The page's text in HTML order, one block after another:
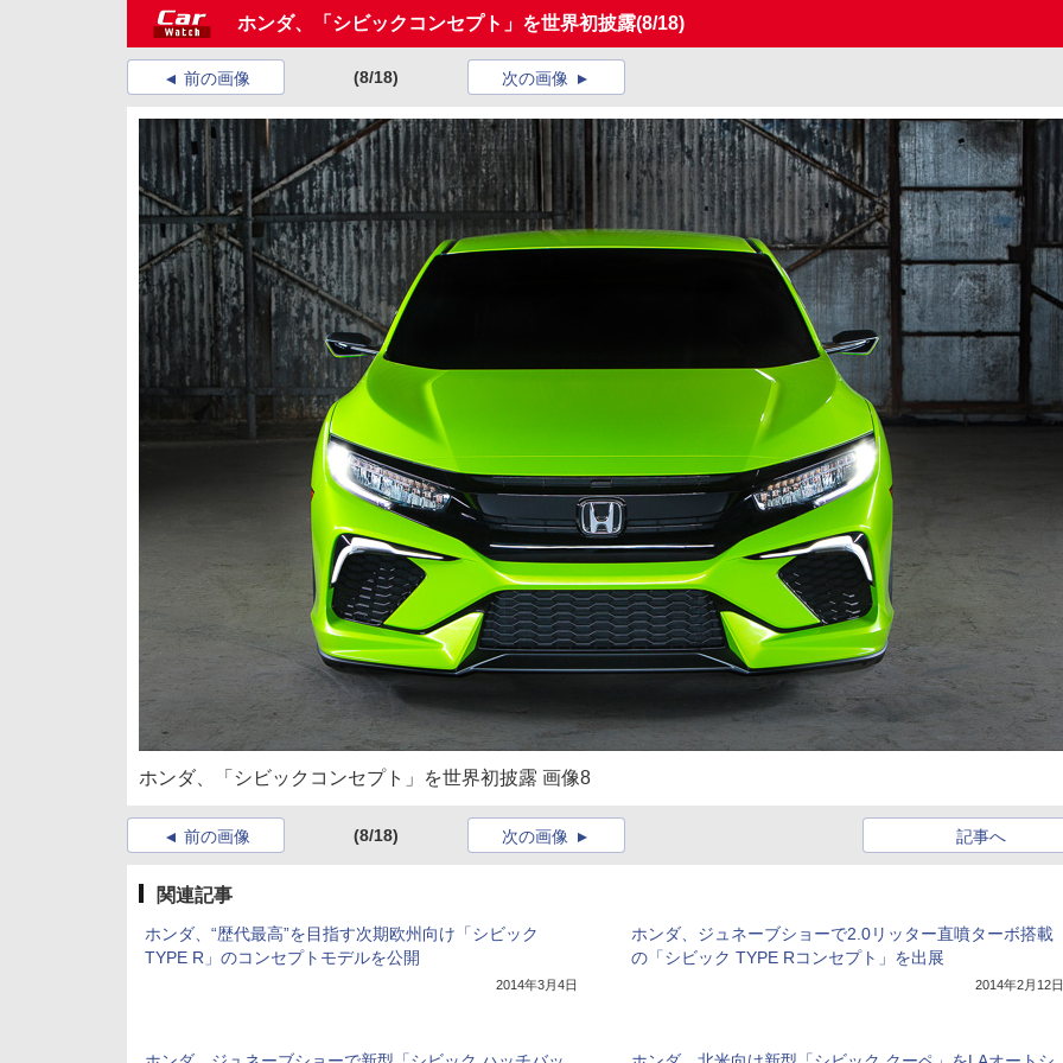
ホンダ、「シビックコンセプト」を世界初披露(8/18)
前の画像 (8/18) 次の画像
ホンダ、「シビックコンセプト」を世界初披露 画像8
前の画像 (8/18) 記事へ
次の画像
関連記事
ホンダ、“歴代最高”を目指す次期欧州向け「シビック
TYPE R」のコンセプトモデルを公開
2014年3月4日
ホンダ、ジュネーブショーで2.0リッター直噴ターボ搭載
の「シビック TYPE Rコンセプト」を出展
2014年2月12日